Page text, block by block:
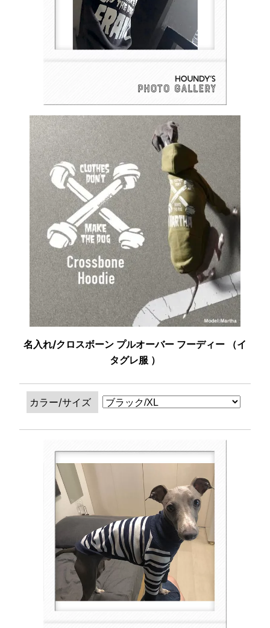
名入れ/クロスボーン プルオーバー フーディー （イ
タグレ服 ）
カラー/サイズ